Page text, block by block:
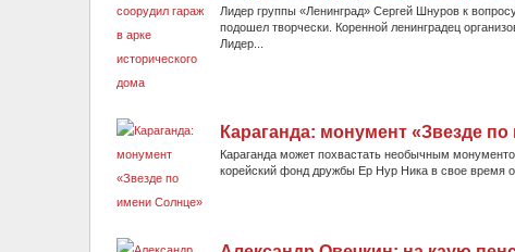
Лидер группы «Ленинград» Сергей Шнуров к
подошел творчески. Коренной ленинградец
Лидер...
Караганда: монумент «Звезде
Караганда может похвастать необычным
корейский фонд дружбы Ер Нур Ника в свое время